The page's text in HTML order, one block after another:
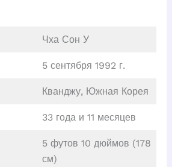
Чха Сон У
5 сентября 1992 г.
Кванджу, Южная Корея
33 года и 11 месяцев
5 футов 10 дюймов (178
см)